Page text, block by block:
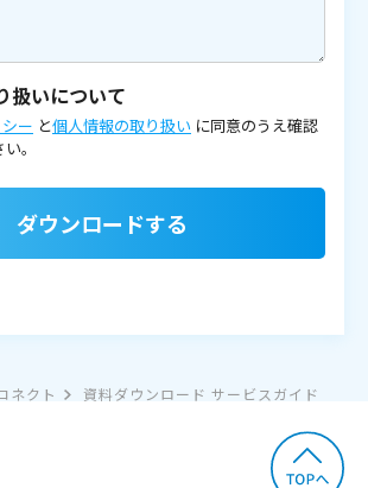
扱いについて
ー と個人情報の取り扱い に同意のうえ確認
。
ダウンロードする
ネクト 資料ダウンロード サービスガイド